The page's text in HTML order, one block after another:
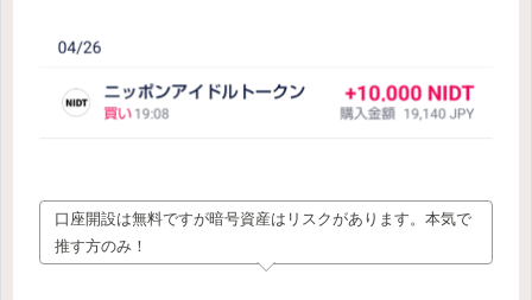
口座開設は無料ですが暗号資産はリスクがあります。本気で
推す方のみ！